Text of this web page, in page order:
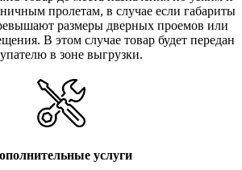
пролетам, в случае если габариты
размеры дверных проемов или
В этом случае товар будет передан
в зоне выгрузки.
услуги